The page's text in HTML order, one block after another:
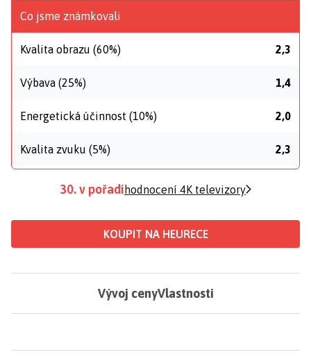
Co jsme známkovali
Kvalita obrazu (60%) 2,3
Výbava (25%) 1,4
Energetická účinnost (10%) 2,0
Kvalita zvuku (5%) 2,3
30. v pořadí hodnocení 4K televizory
KOUPIT NA HEURECE
Vývoj cenyVlastnosti